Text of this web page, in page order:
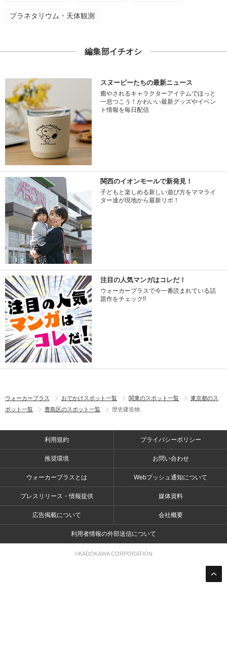
プラネタリウム・天体観測
編集部イチオシ
スヌーピーたちの最新ニュース
癒やされるキャラクターアイテムでほっと
一息つこう！かわいい最新グッズやイベン
ト情報を毎日配信
関西のイオンモールで新発見！
子どもと楽しめる新しい遊び方をママライ
ター達が現地から最新リポ！
注目の人気マンガはコレだ！
ウォーカープラスで今一番読まれている話
題作をチェック!!
ウォーカープラス おでかけスポット一覧 関東のスポット一覧
東京都のス
ポット一覧
豊島区のスポット一覧 歴史建造物
利用規約 プライバシーポリシー
推奨環境 お問い合わせ
ウォーカープラスとは Webプッシュ通知について
プレスリリース・情報提供 媒体資料
広告掲載について 会社概要
利用者情報の外部送信について
©KADOKAWA CORPORATION